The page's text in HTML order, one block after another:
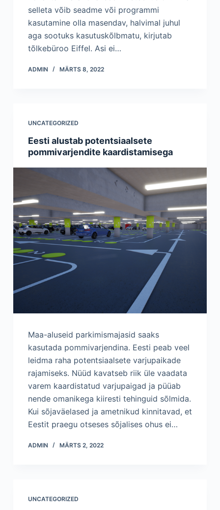
selleta võib seadme või programmi
kasutamine olla masendav, halvimal juhul
aga sootuks kasutuskõlbmatu, kirjutab
tõlkebüroo Eiffel. Asi ei…
ADMIN MÄRTS 8, 2022
UNCATEGORIZED
Eesti alustab potentsiaalsete
pommivarjendite kaardistamisega
Maa-aluseid parkimismajasid saaks
kasutada pommivarjendina. Eesti peab veel
leidma raha potentsiaalsete varjupaikade
rajamiseks. Nüüd kavatseb riik üle vaadata
varem kaardistatud varjupaigad ja püüab
nende omanikega kiiresti tehinguid sõlmida.
Kui sõjaväelased ja ametnikud kinnitavad, et
Eestit praegu otseses sõjalises ohus ei…
ADMIN MÄRTS 2, 2022
UNCATEGORIZED